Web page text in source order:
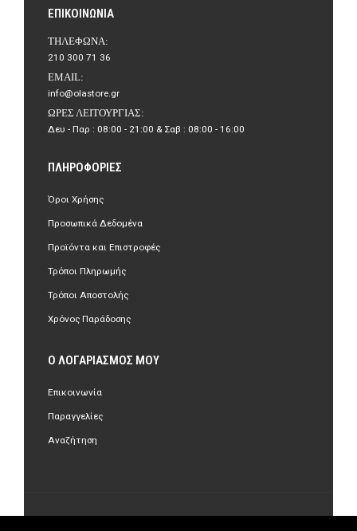
ΕΠΙΚΟΙΝΩΝΊΑ
ΤΗΛΈΦΩΝΑ:
210 300 71 36
EMAIL:
info@olastore.gr
ΏΡΕΣ ΛΕΙΤΟΥΡΓΊΑΣ:
Δευ - Παρ : 08:00 - 21:00 & Σαβ : 08:00 - 16:00
ΠΛΗΡΟΦΟΡΊΕΣ
Όροι Χρήσης
Προσωπικά Δεδομένα
Προϊόντα και Επιστροφές
Τρόποι Πληρωμής
Τρόποι Αποστολής
Χρόνος Παράδοσης
Ο ΛΟΓΑΡΙΑΣΜΌΣ ΜΟΥ
Επικοινωνία
Παραγγελίες
Αναζήτηση